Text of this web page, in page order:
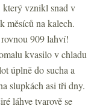
který vznikl snad v
měsíců na kalech.
909 lahví!
kvasilo v chladu
úplně do sucha a
slupkách asi tři dny.
láhve tvarově se